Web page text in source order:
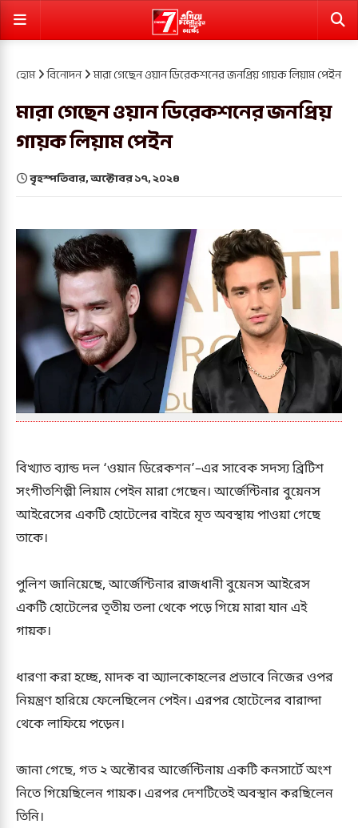
হোম বিনোদন মারা গেছেন ওয়ান ডিরেকশনের জনপ্রিয় গায়ক লিয়াম পেইন
মারা গেছেন ওয়ান ডিরেকশনের জনপ্রিয়
গায়ক লিয়াম পেইন
বৃহস্পতিবার, অক্টোবর ১৭, ২০২৪
বিখ্যাত ব্যান্ড দল ‘ওয়ান ডিরেকশন’–এর সাবেক সদস্য ব্রিটিশ
সংগীতশিল্পী লিয়াম পেইন মারা গেছেন। আর্জেন্টিনার বুয়েনস
আইরেসের একটি হোটেলের বাইরে মৃত অবস্থায় পাওয়া গেছে
তাকে।
পুলিশ জানিয়েছে, আর্জেন্টিনার রাজধানী বুয়েনস আইরেস
একটি হোটেলের তৃতীয় তলা থেকে পড়ে গিয়ে মারা যান এই
গায়ক।
ধারণা করা হচ্ছে, মাদক বা অ্যালকোহলের প্রভাবে নিজের ওপর
নিয়ন্ত্রণ হারিয়ে ফেলেছিলেন পেইন। এরপর হোটেলের বারান্দা
থেকে লাফিয়ে পড়েন।
জানা গেছে, গত ২ অক্টোবর আর্জেন্টিনায় একটি কনসার্টে অংশ
নিতে গিয়েছিলেন গায়ক। এরপর দেশটিতেই অবস্থান করছিলেন
তিনি।